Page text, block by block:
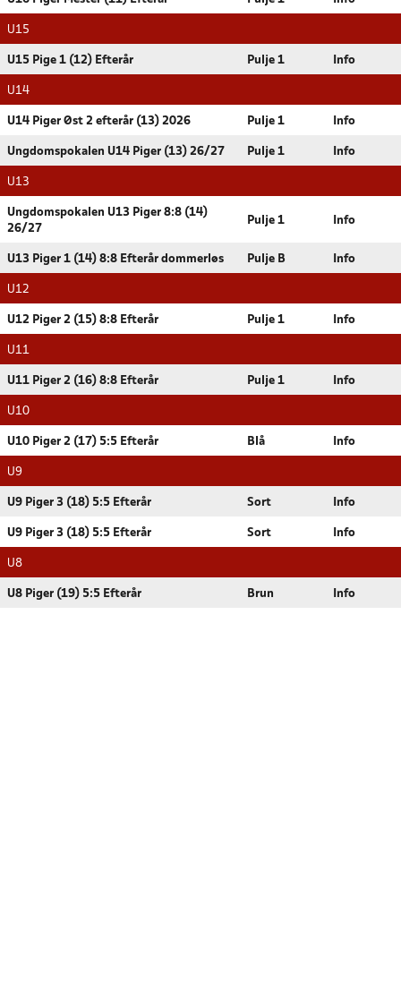
U15
U15 Pige 1 (12) Efterår Pulje 1 Info
U14
U14 Piger Øst 2 efterår (13) 2026 Pulje 1 Info
Ungdomspokalen U14 Piger (13) 26/27 Pulje 1 Info
U13
Ungdomspokalen U13 Piger 8:8 (14)
26/27
Pulje 1 Info
U13 Piger 1 (14) 8:8 Efterår dommerløs Pulje B Info
U12
U12 Piger 2 (15) 8:8 Efterår Pulje 1 Info
U11
U11 Piger 2 (16) 8:8 Efterår Pulje 1 Info
U10
U10 Piger 2 (17) 5:5 Efterår Blå Info
U9
U9 Piger 3 (18) 5:5 Efterår Sort Info
U9 Piger 3 (18) 5:5 Efterår Sort Info
U8
U8 Piger (19) 5:5 Efterår Brun Info